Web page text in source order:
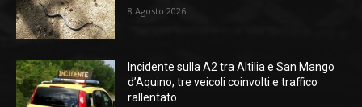
8 Agosto 2026
Incidente sulla A2 tra Altilia e San Mango
d’Aquino, tre veicoli coinvolti e traffico
rallentato